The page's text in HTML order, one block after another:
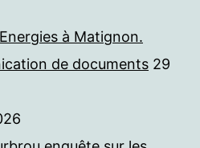
à Matignon.
de documents 29